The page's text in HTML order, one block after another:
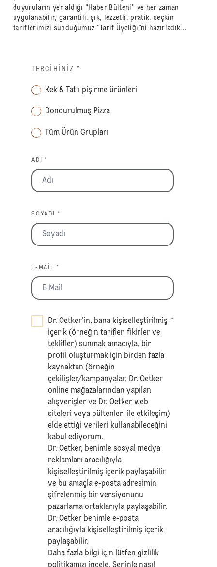
duyuruların yer aldığı “Haber Bülteni” ve her zaman
uygulanabilir, garantili, şık, lezzetli, pratik, seçkin
tariflerimizi sunduğumuz “Tarif Üyeliği”ni hazırladık...
TERCIHINIZ *
Kek & Tatlı pişirme ürünleri
Dondurulmuş Pizza
Tüm Ürün Grupları
ADI *
SOYADI *
E-MAIL *
Dr. Oetker’in, bana kişiselleştirilmiş
içerik (örneğin tarifler, fikirler ve
teklifler) sunmak amacıyla, bir
profil oluşturmak için birden fazla
kaynaktan (örneğin
çekilişler/kampanyalar, Dr. Oetker
online mağazalarından yapılan
alışverişler ve Dr. Oetker web
siteleri veya bültenleri ile etkileşim)
elde ettiği verileri kullanabileceğini
kabul ediyorum.
Dr. Oetker, benimle sosyal medya
reklamları aracılığıyla
kişiselleştirilmiş içerik paylaşabilir
ve bu amaçla e-posta adresimin
şifrelenmiş bir versiyonunu
pazarlama ortaklarıyla paylaşabilir.
Dr. Oetker benimle e-posta
aracılığıyla kişiselleştirilmiş içerik
paylaşabilir.
Daha fazla bilgi için lütfengizlilik
politikamızı incele. Seninle nasıl
*